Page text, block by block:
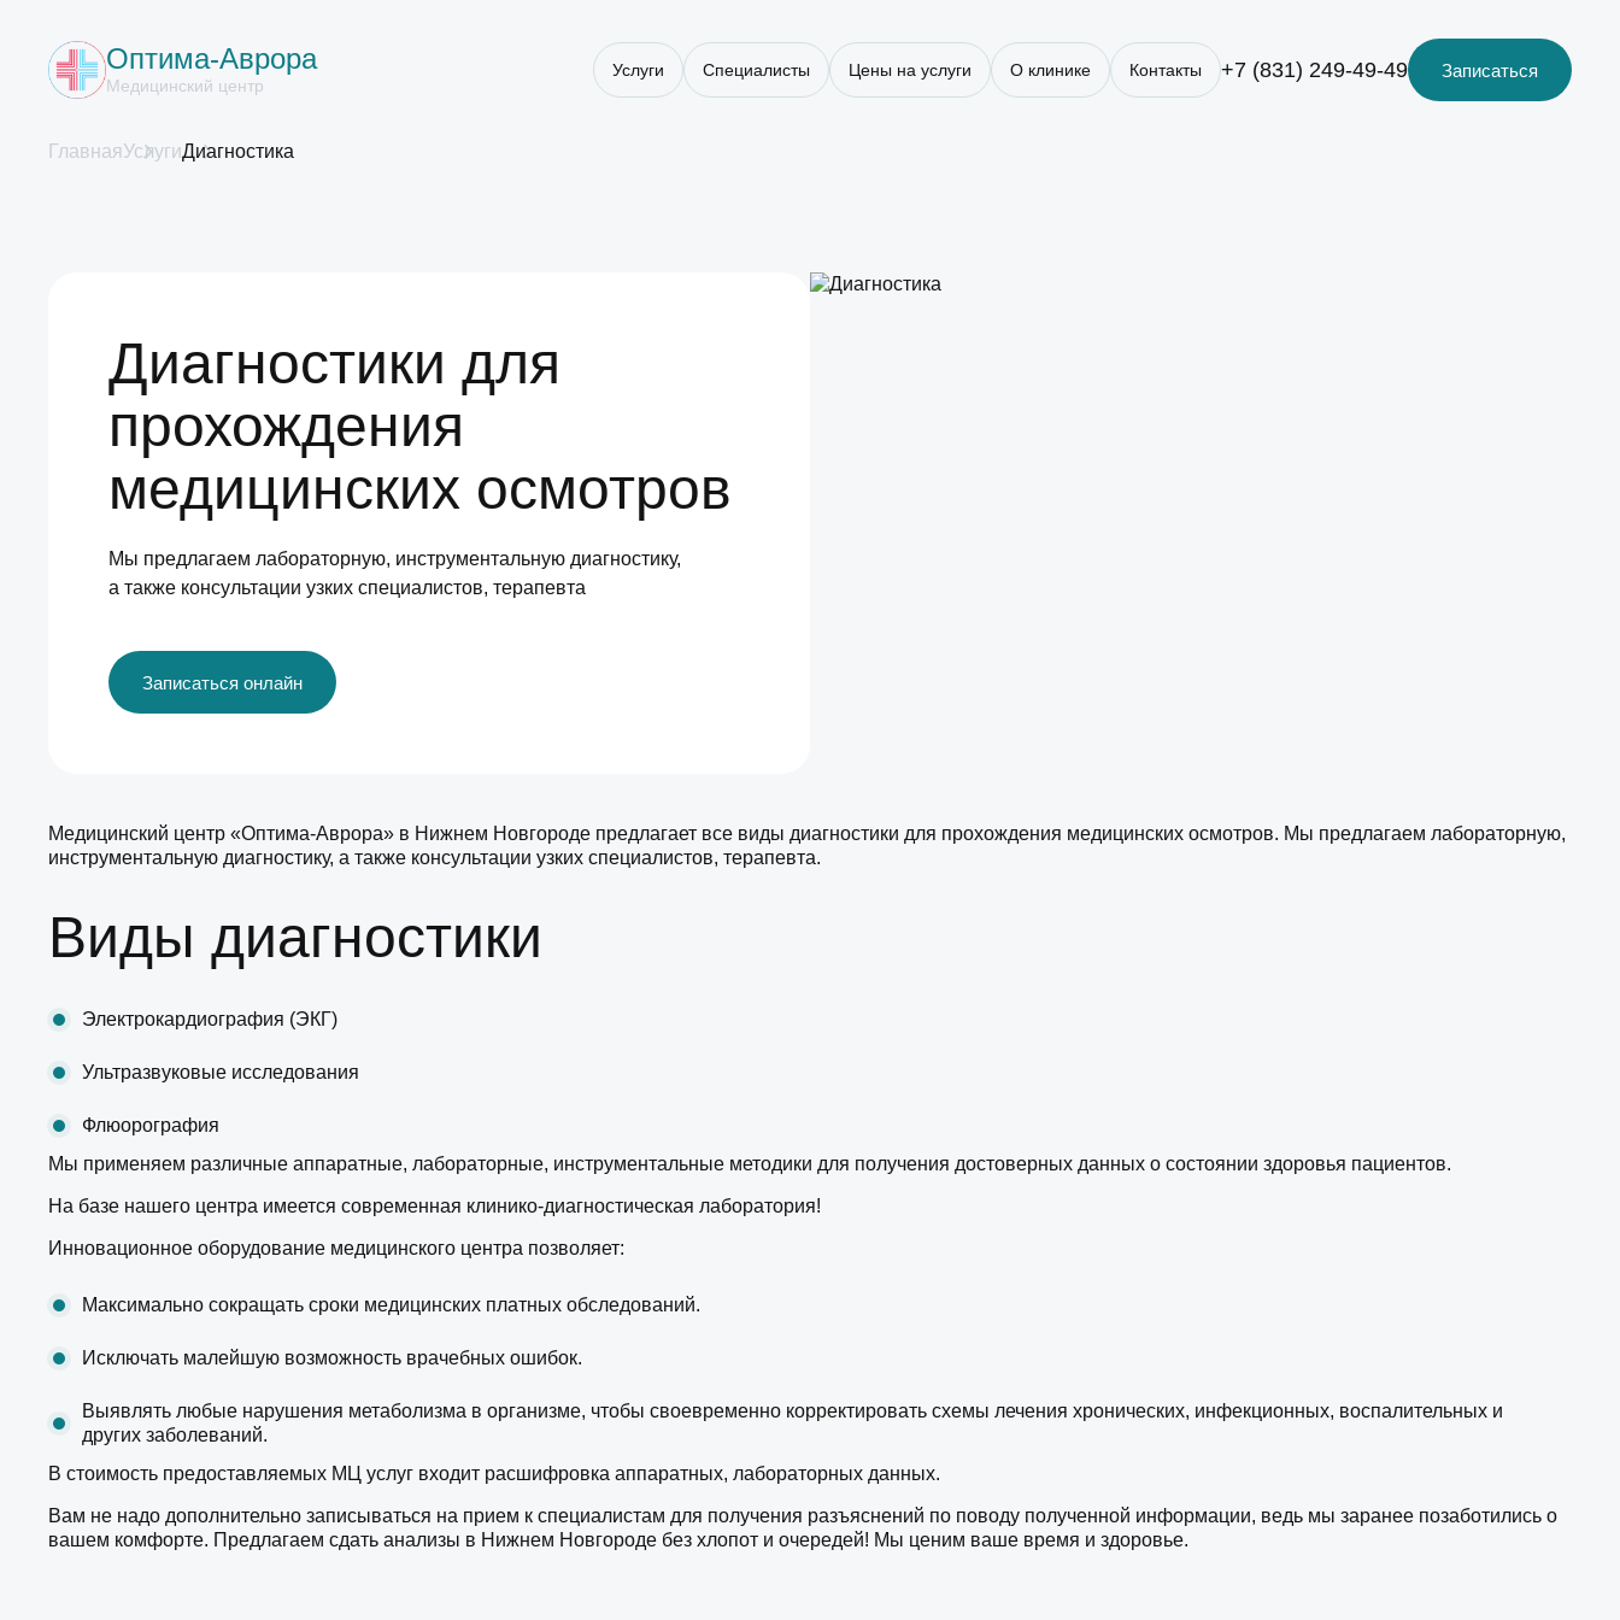
Оптима-Аврора
Медицинский центр
Услуги Специалисты Цены на услуги О клинике Контакты +7 (831) 249-49-49 Записаться
ГлавнаяУслугиДиагностика
Диагностики для
прохождения
медицинских осмотров
Мы предлагаем лабораторную, инструментальную диагностику,
а также консультации узких специалистов, терапевта
Записаться онлайн
Медицинский центр «Оптима-Аврора» в Нижнем Новгороде предлагает все виды диагностики для прохождения медицинских осмотров. Мы предлагаем лабораторную,
инструментальную диагностику, а также консультации узких специалистов, терапевта.
Виды диагностики
Электрокардиография (ЭКГ)
Ультразвуковые исследования
Флюорография
Мы применяем различные аппаратные, лабораторные, инструментальные методики для получения достоверных данных о состоянии здоровья пациентов.
На базе нашего центра имеется современная клинико-диагностическая лаборатория!
Инновационное оборудование медицинского центра позволяет:
Максимально сокращать сроки медицинских платных обследований.
Исключать малейшую возможность врачебных ошибок.
Выявлять любые нарушения метаболизма в организме, чтобы своевременно корректировать схемы лечения хронических, инфекционных, воспалительных и
других заболеваний.
В стоимость предоставляемых МЦ услуг входит расшифровка аппаратных, лабораторных данных.
Вам не надо дополнительно записываться на прием к специалистам для получения разъяснений по поводу полученной информации, ведь мы заранее позаботились о
вашем комфорте. Предлагаем сдать анализы в Нижнем Новгороде без хлопот и очередей! Мы ценим ваше время и здоровье.